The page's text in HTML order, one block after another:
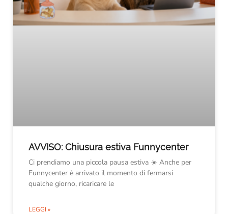
AVVISO: Chiusura estiva Funnycenter
Ci prendiamo una piccola pausa estiva ☀️ Anche per
Funnycenter è arrivato il momento di fermarsi
qualche giorno, ricaricare le
LEGGI »